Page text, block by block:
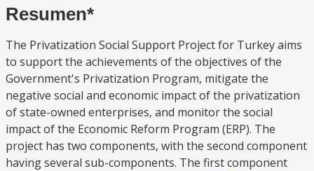
Resumen*
The Privatization Social Support Project for Turkey aims
to support the achievements of the objectives of the
Government's Privatization Program, mitigate the
negative social and economic impact of the privatization
of state-owned enterprises, and monitor the social
impact of the Economic Reform Program (ERP). The
project has two components, with the second component
having several sub-components. The first component